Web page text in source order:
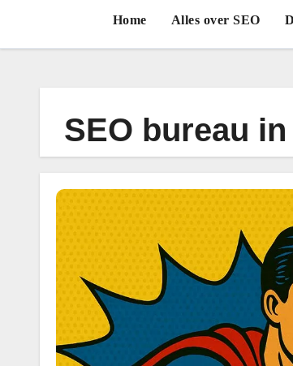
Home Alles over SEO
SEO bureau